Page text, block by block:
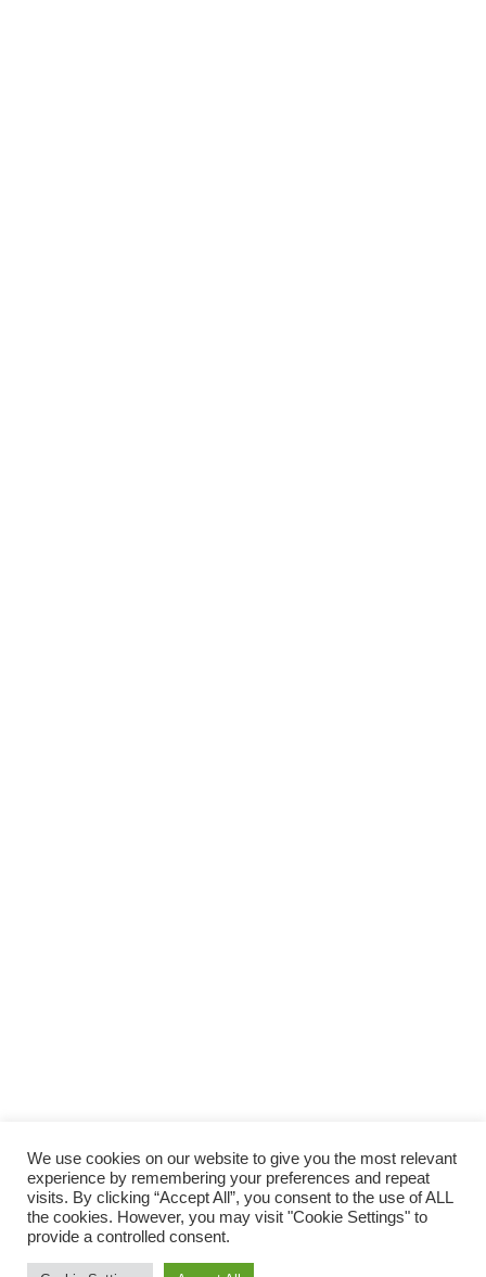
© 2014 Vivirsanos.com
We use cookies on our website to give you the most relevant
experience by remembering your preferences and repeat
visits. By clicking “Accept All”, you consent to the use of ALL
the cookies. However, you may visit "Cookie Settings" to
provide a controlled consent.